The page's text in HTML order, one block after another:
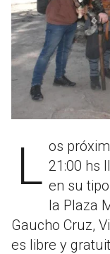
Los próximos 9 y 10 de agosto de 11:00 a 21:00 hs
en su
la Plaza
Gaucho Cruz,
es libre y